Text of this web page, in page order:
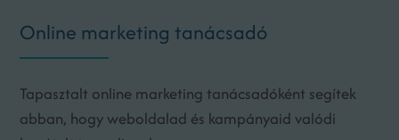
Online marketing tanácsadó
Tapasztalt online marketing tanácsadóként segítek
abban, hogy weboldalad és kampányaid valódi